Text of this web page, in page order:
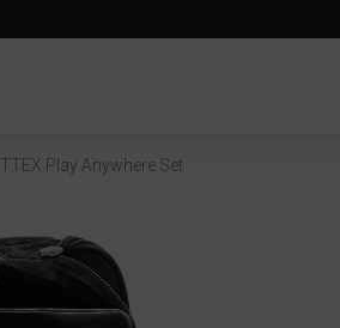
TTEX Play Anywhere Set